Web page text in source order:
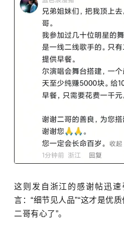
这则发自浙江的感谢帖迅
言：“细节见人品”“这才是优质
二哥有心了”。